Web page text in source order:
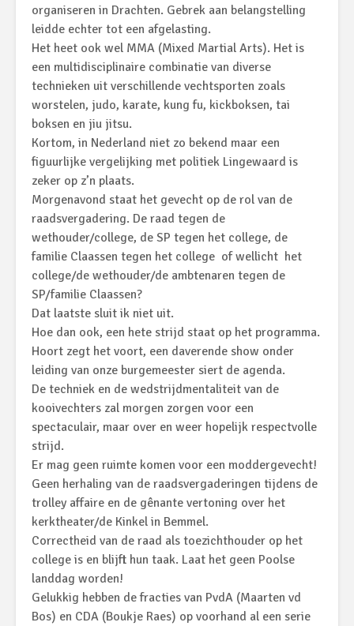
organiseren in Drachten. Gebrek aan belangstelling
leidde echter tot een afgelasting.
Het heet ook wel MMA (Mixed Martial Arts). Het is
een multidisciplinaire combinatie van diverse
technieken uit verschillende vechtsporten zoals
worstelen, judo, karate, kung fu, kickboksen, tai
boksen en jiu jitsu.
Kortom, in Nederland niet zo bekend maar een
figuurlijke vergelijking met politiek Lingewaard is
zeker op z’n plaats.
Morgenavond staat het gevecht op de rol van de
raadsvergadering. De raad tegen de
wethouder/college, de SP tegen het college, de
familie Claassen tegen het college of wellicht het
college/de wethouder/de ambtenaren tegen de
SP/familie Claassen?
Dat laatste sluit ik niet uit.
Hoe dan ook, een hete strijd staat op het programma.
Hoort zegt het voort, een daverende show onder
leiding van onze burgemeester siert de agenda.
De techniek en de wedstrijdmentaliteit van de
kooivechters zal morgen zorgen voor een
spectaculair, maar over en weer hopelijk respectvolle
strijd.
Er mag geen ruimte komen voor een moddergevecht!
Geen herhaling van de raadsvergaderingen tijdens de
trolley affaire en de gênante vertoning over het
kerktheater/de Kinkel in Bemmel.
Correctheid van de raad als toezichthouder op het
college is en blijft hun taak. Laat het geen Poolse
landdag worden!
Gelukkig hebben de fracties van PvdA (Maarten vd
Bos) en CDA (Boukje Raes) op voorhand al een serie